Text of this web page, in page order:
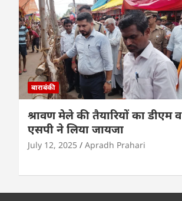
बाराबंकी
श्रावण मेले की तैयारियों का डीएम व
एसपी ने लिया जायजा
July 12, 2025 Apradh Prahari